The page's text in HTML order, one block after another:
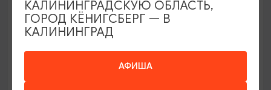
ОТ 1000₽
АФИША
КАЛИНИНГРАДСКУЮ ОБЛАСТЬ,
ГОРОД КЁНИГСБЕРГ — В
КАЛИНИНГРАД